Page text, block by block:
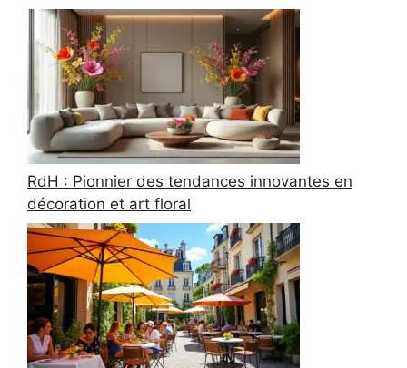
RdH : Pionnier des tendances innovantes en
décoration et art floral